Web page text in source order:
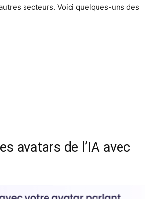
secteurs. Voici quelques-uns des
avatars de l’IA avec